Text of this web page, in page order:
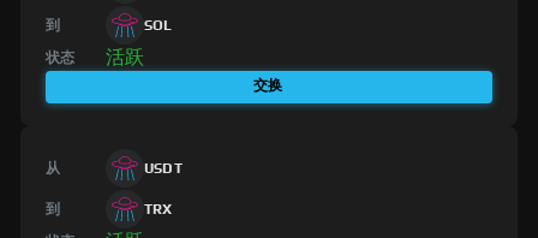
到 SOL
状态 活跃
交换
从 USDT
到 TRX